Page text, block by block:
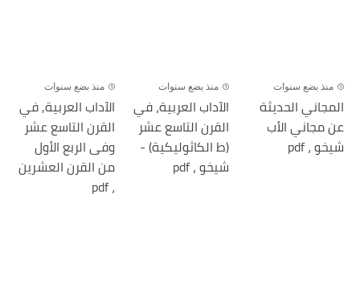
منذ بضع سنوات
المجاني الحديثة
عن مجاني الأب
شيخو ، pdf
منذ بضع سنوات
الآداب العربية، في
القرن التاسع عشر
(ط الكاثوليكية) -
شيخو ، pdf
منذ بضع سنوات
الآداب العربية, في
القرن التاسع عشر
وفى الربع الأول
من القرن العشرين
، pdf